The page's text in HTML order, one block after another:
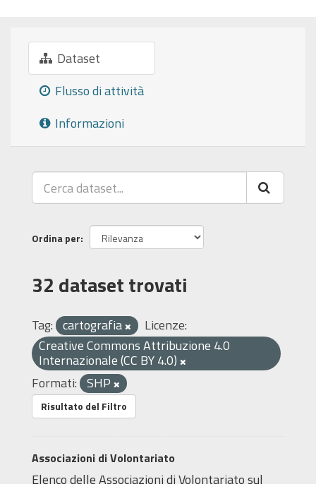
Dataset
Flusso di attività
Informazioni
Ordina per
32 dataset trovati
Tag: cartografia
Licenze:
Creative Commons Attribuzione 4.0
Internazionale (CC BY 4.0)
Formati: SHP
Risultato del Filtro
Associazioni di Volontariato
Elenco delle Associazioni di Volontariato sul